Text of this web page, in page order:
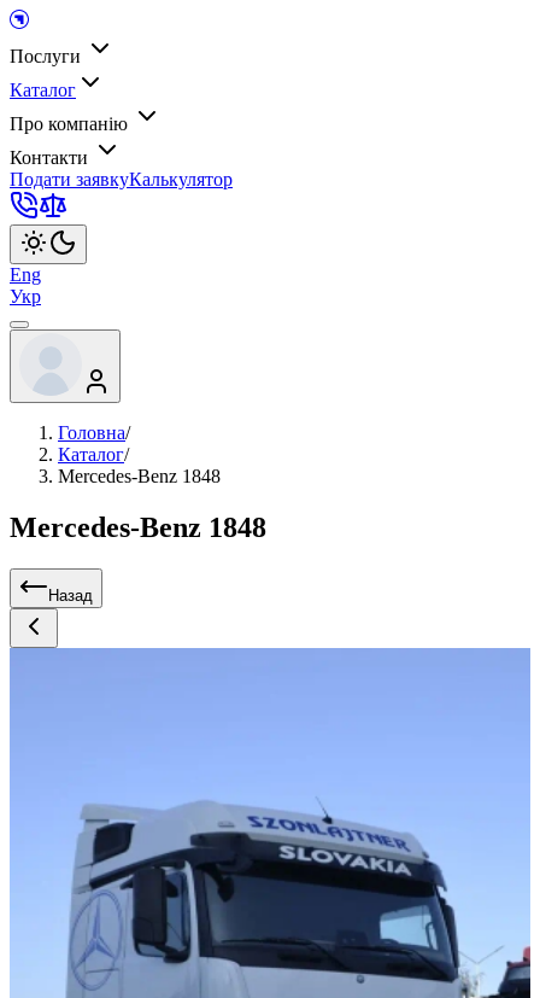
Послуги
Каталог
Про компанію
Контакти
Подати заявкуКалькулятор
Eng
Укр
Головна/
Каталог/
Mercedes-Benz 1848
Mercedes-Benz 1848
Назад